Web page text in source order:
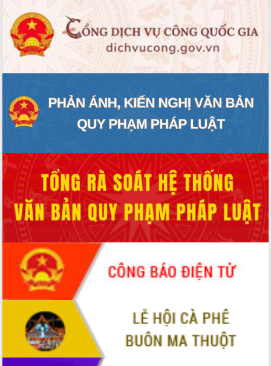
Xây dựng nền hành chính số đồng
hành cùng nông dân dân, doanh nghiệp
Giai đoạn 2026-2030, Đắk Lắk phấn
đấu có 77% xã đạt chuẩn nông thôn
mới
nghiệp Đắk Lắk tăng trưởng bứt phá
Triển khai đồng bộ đo đạc, lập hồ sơ
địa chính, hoàn thiện cơ sở dữ liệu đất
Ứng dụng sinh trắc học - Bước tiến
trong hành trình chuyển đổi số tại Đắk
Lắk
Đắk Lắk nâng cao hiệu quả công tác
Đảng từ Sổ tay đảng viên điện tử
Đắk Lắk đẩy mạnh nuôi biển công
nghệ, hướng tới phát triển thủy sản
bền vững
Tập huấn nâng cao năng lực triển khai
chuyển đổi số cho cán bộ, công chức
cấp xã
Đắk Lắk phát động hưởng ứng Ngày
Quyền của người tiêu dùng Việt Nam
2026
Đẩy mạnh cải cách hành chính, quyết
tâm đạt được mục tiêu tăng trưởng